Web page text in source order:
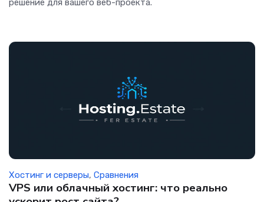
решение для вашего веб-проекта.
Хостинг и серверы, Сравнения
VPS или облачный хостинг: что реально